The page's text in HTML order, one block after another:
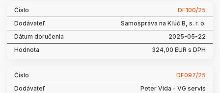
DF100/25
Samospráva na Kľúč B, s. r. o.
2025-05-22
324,00 EUR s DPH
DF097/25
Peter Vida - VG servis